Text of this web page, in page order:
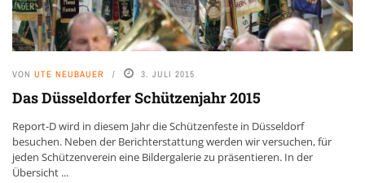
VON UTE NEUBAUER 3. JULI 2015
Das Düsseldorfer Schützenjahr 2015
Report-D wird in diesem Jahr die Schützenfeste in Düsseldorf
besuchen. Neben der Berichterstattung werden wir versuchen, für
jeden Schützenverein eine Bildergalerie zu präsentieren. In der
Übersicht ...